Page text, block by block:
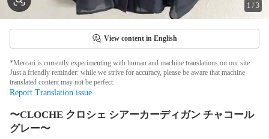
1 /3
View content in English
*Mercari is currently experimenting with human and machine translations on our site.
Just a friendly reminder: while we strive for accuracy, please be aware that machine
translated content may not be perfect.
Report Translation issue
〜CLOCHE クロシェ シアーカーディガン チャコール
グレー〜